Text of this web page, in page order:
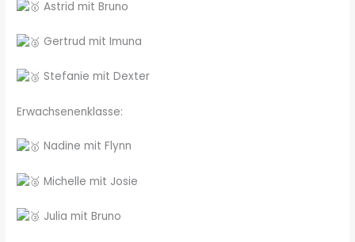
Astrid mit Bruno
Gertrud mit Imuna
Stefanie mit Dexter
Erwachsenenklasse:
Nadine mit Flynn
Michelle mit Josie
Julia mit Bruno